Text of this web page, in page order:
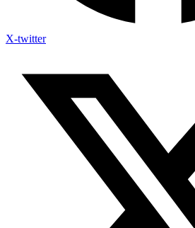
X-twitter